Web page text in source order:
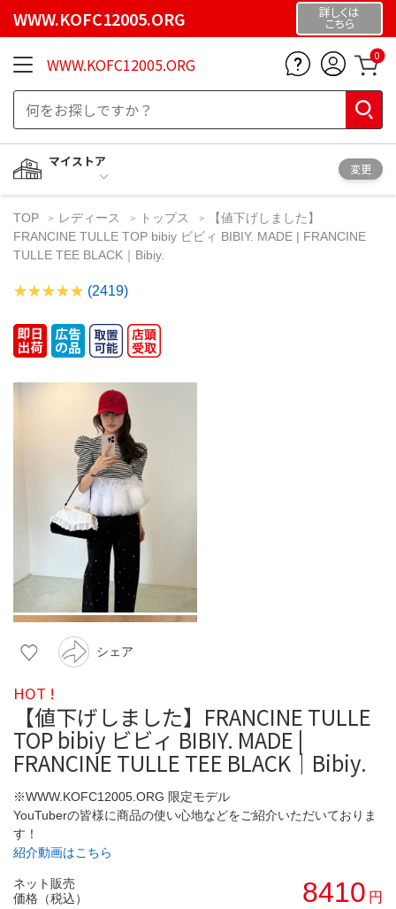
WWW.KOFC12005.ORG 詳しくは
こちら
WWW.KOFC12005.ORG 0
マイストア
変更
TOP レディース トップス
【値下げしました】
FRANCINE TULLE TOP bibiy ビビィ BIBIY. MADE | FRANCINE
TULLE TEE BLACK｜Bibiy.
(2419)
シェア
HOT !
【値下げしました】FRANCINE TULLE
TOP bibiy ビビィ BIBIY. MADE |
FRANCINE TULLE TEE BLACK｜Bibiy.
※WWW.KOFC12005.ORG 限定モデル
YouTuberの皆様に商品の使い心地などをご紹介いただいておりま
す！
紹介動画はこちら
ネット販売
価格（税込）
8410 円